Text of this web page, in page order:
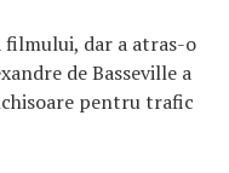
dar a atras-o
de Basseville a
pentru trafic